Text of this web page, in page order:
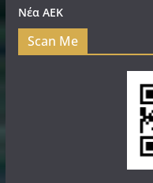
Νέα ΑΕΚ
Scan Me